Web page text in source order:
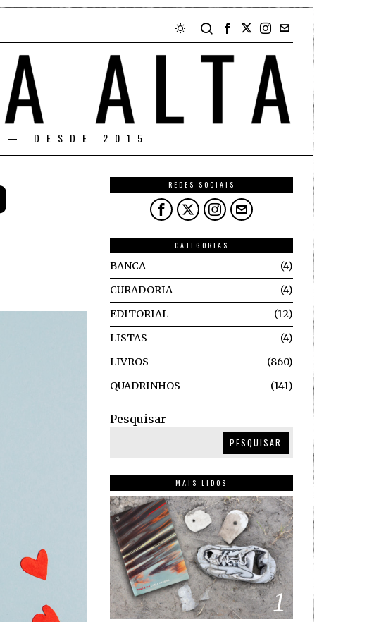
— DESDE 2015
REDES SOCIAIS
CATEGORIAS
BANCA
4
CURADORIA
4
EDITORIAL
12
LISTAS
4
LIVROS
860
QUADRINHOS
141
Pesquisar
PESQUISAR
MAIS LIDOS
1